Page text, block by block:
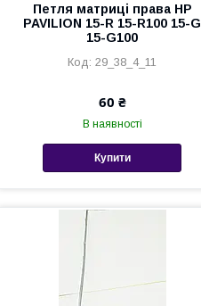
Петля матриці права HP
PAVILION 15-R 15-R100 15-G
15-G100
29_38_4_11
60 ₴
В наявності
Купити